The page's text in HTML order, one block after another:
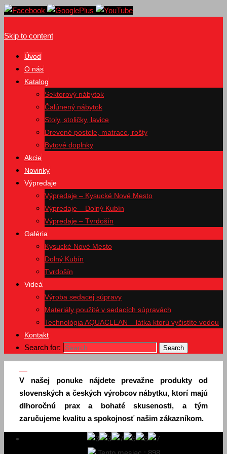
Skip to content
Úvod
O nás
Katalog
Sektorový nábytok
Čalúnený nábytok
Stoly, stoličky, lavice
Drevené postele, matrace, rošty
Bytové doplnky
Akcie
Novinky
Výpredaje
Výpredaje – Kysucké Nové Mesto
Výpredaje – Dolný Kubín
Výpredaje – Tvrdošín
Galéria
Kysucké Nové Mesto
Dolný Kubín
Tvrdošín
Videá
Výroba sedacej súpravy
Materiály použité v sedacích súpravách
Technológia AQUACLEAN – látka ktorú vyčistíte vodou
Kontakt
Search for: Search
V našej ponuke nájdete prevažne produkty od
slovenských a českých výrobcov nábytku, ktorí majú
dlhoročnú prax a bohaté skusenosti, a tým
zaručujeme kvalitu a spokojnosť našim zákazníkom.